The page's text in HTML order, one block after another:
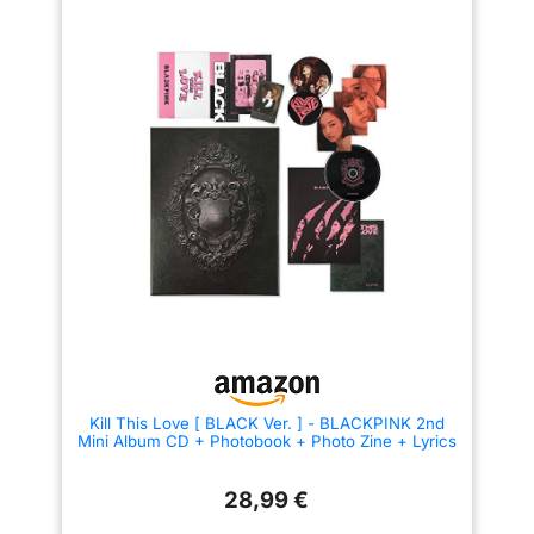
Kill This Love [ BLACK Ver. ] - BLACKPINK 2nd
Mini Album CD + Photobook + Photo Zine + Lyrics
28,99 €